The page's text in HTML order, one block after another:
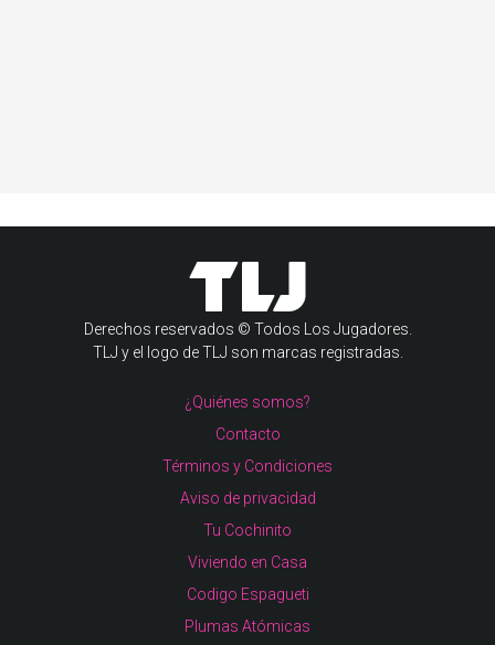
Derechos reservados © Todos Los Jugadores.
TLJ y el logo de TLJ son marcas registradas.
¿Quiénes somos?
Contacto
Términos y Condiciones
Aviso de privacidad
Tu Cochinito
Viviendo en Casa
Codigo Espagueti
Plumas Atómicas